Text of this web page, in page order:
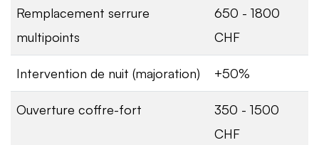
Remplacement serrure
multipoints
650 - 1800
CHF
Intervention de nuit (majoration) +50%
Ouverture coffre-fort
350 - 1500
CHF